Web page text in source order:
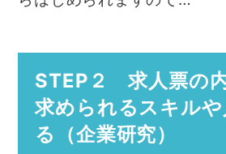
STEP２ 求人票の内
求められるスキル
る（企業研究）